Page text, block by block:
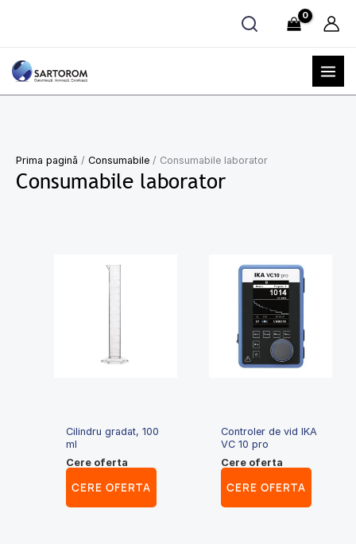
Prima pagină / Consumabile / Consumabile laborator
Consumabile laborator
Cilindru gradat, 100
ml
Cere oferta
CERE OFERTA
Controler de vid IKA
VC 10 pro
Cere oferta
CERE OFERTA